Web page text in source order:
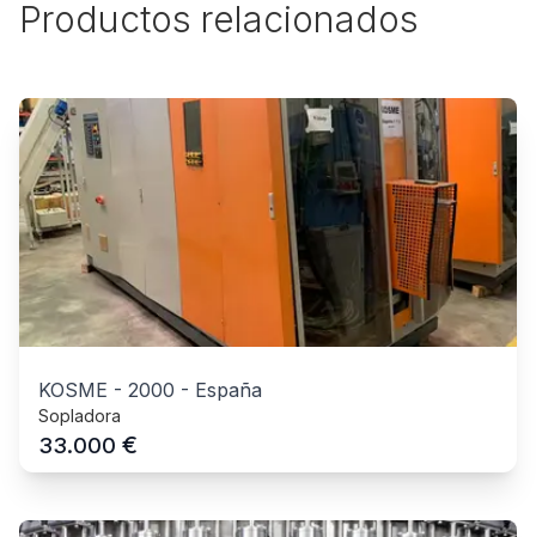
Productos relacionados
KOSME - 2000 - España
Sopladora
33.000 €